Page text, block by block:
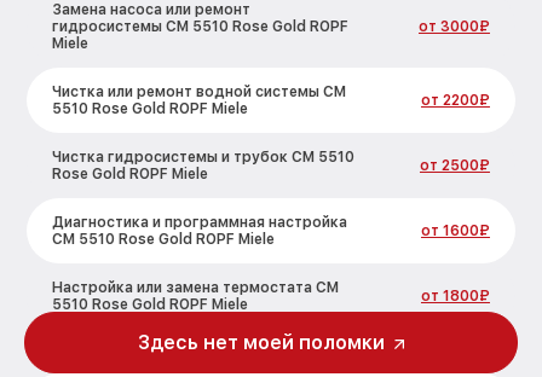
Замена насоса или ремонт
гидросистемы CM 5510 Rose Gold ROPF
Miele
от 3000₽
Чистка или ремонт водной системы CM
5510 Rose Gold ROPF Miele
от 2200₽
Чистка гидросистемы и трубок CM 5510
Rose Gold ROPF Miele
от 2500₽
Диагностика и программная настройка
CM 5510 Rose Gold ROPF Miele
от 1600₽
Настройка или замена термостата CM
5510 Rose Gold ROPF Miele
от 1800₽
Ремонт или замена капучинатора CM
5510 Rose Gold ROPF Miele
Здесь нет моей поломки